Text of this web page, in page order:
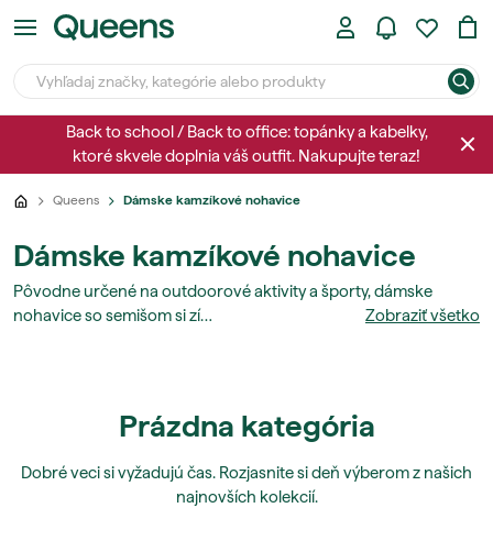
Back to school / Back to office: topánky a kabelky,
ktoré skvele doplnia váš outfit. Nakupujte teraz!
Queens Dámske kamzíkové nohavice
Dámske kamzíkové nohavice
Pôvodne určené na outdoorové aktivity a športy, dámske
nohavice so semišom si zí…
Zobraziť všetko
Prázdna kategória
Dobré veci si vyžadujú čas. Rozjasnite si deň výberom z našich
najnovších kolekcií.